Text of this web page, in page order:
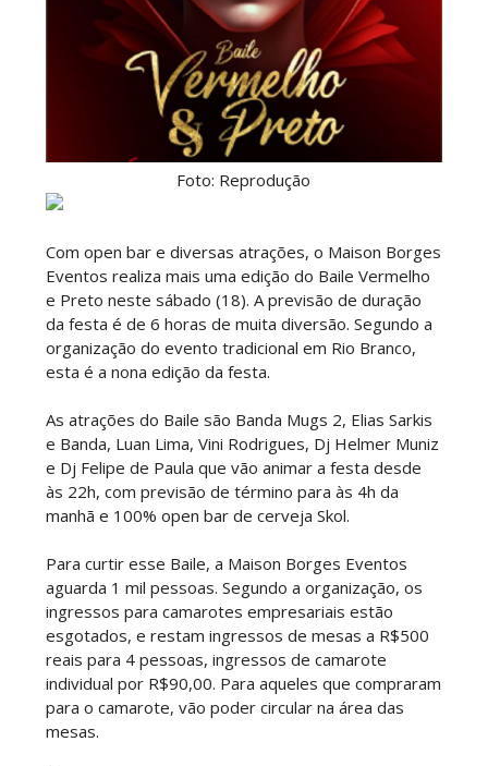
Foto: Reprodução
Com open bar e diversas atrações, o Maison Borges
Eventos realiza mais uma edição do Baile Vermelho
e Preto neste sábado (18). A previsão de duração
da festa é de 6 horas de muita diversão. Segundo a
organização do evento tradicional em Rio Branco,
esta é a nona edição da festa.
As atrações do Baile são Banda Mugs 2, Elias Sarkis
e Banda, Luan Lima, Vini Rodrigues, Dj Helmer Muniz
e Dj Felipe de Paula que vão animar a festa desde
às 22h, com previsão de término para às 4h da
manhã e 100% open bar de cerveja Skol.
Para curtir esse Baile, a Maison Borges Eventos
aguarda 1 mil pessoas. Segundo a organização, os
ingressos para camarotes empresariais estão
esgotados, e restam ingressos de mesas a R$500
reais para 4 pessoas, ingressos de camarote
individual por R$90,00. Para aqueles que compraram
para o camarote, vão poder circular na área das
mesas.